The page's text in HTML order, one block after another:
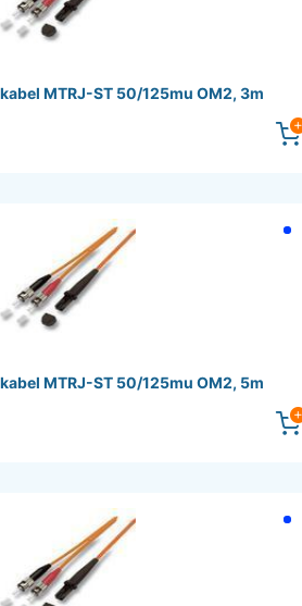
MTRJ-ST 50/125mu OM2, 3m
MTRJ-ST 50/125mu OM2, 5m